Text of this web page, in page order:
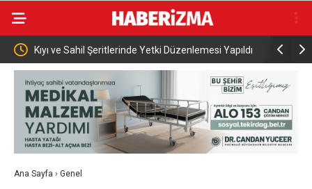
Yapıldı İran: “ABD ile müzakere yürütmüyoruz sadece
aracılar üzerinden mesaj alışverişinde bulunuyoruz”
Ana Sayfa › Genel